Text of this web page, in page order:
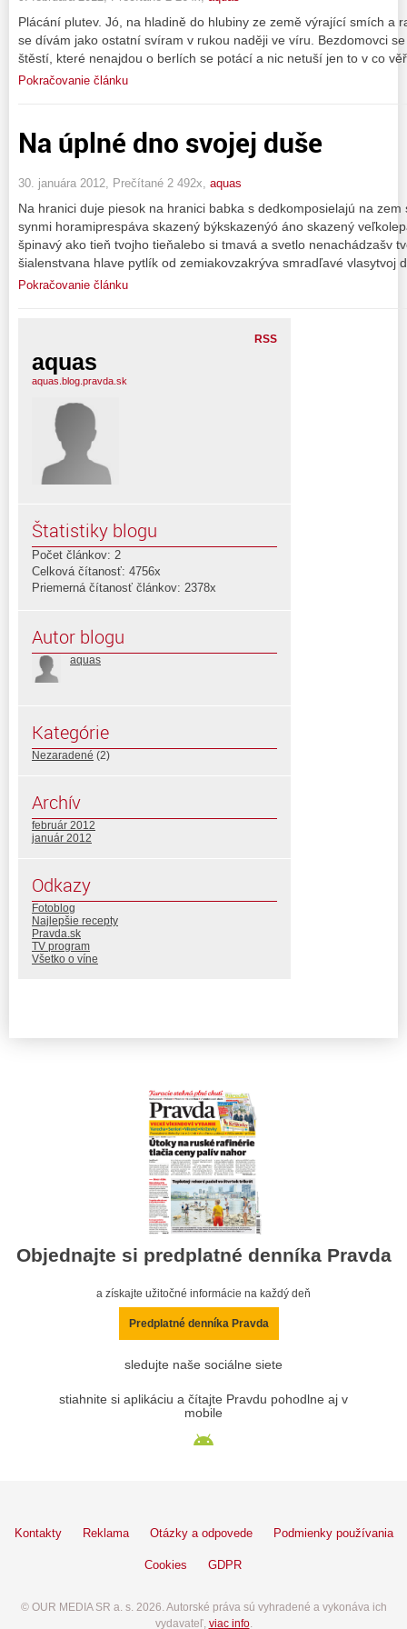
Plácání plutev. Jó, na hladině do hlubiny ze země výrající smích a
se dívám jako ostatní svíram v rukou naději ve víru. Bezdomovci
štěstí, které nenajdou o berlích se potácí a nic netuší jen to v co
Pokračovanie článku
Na úplné dno svojej duše
30. januára 2012, Prečítané 2 492x, aquas
Na hranici duje piesok na hranici babka s dedkomposielajú na
synmi horamiprespáva skazený býkskazenýó áno skazený
špinavý ako tieň tvojho tieňalebo si tmavá a svetlo nenachádzašv
šialenstvana hlave pytlík od zemiakovzakrýva smradľavé vlasytvoj
Pokračovanie článku
RSS
aquas
aquas.blog.pravda.sk
Štatistiky blogu
Počet článkov: 2
Celková čítanosť: 4756x
Priemerná čítanosť článkov: 2378x
Autor blogu
aquas
Kategórie
Nezaradené (2)
Archív
február 2012
január 2012
Odkazy
Fotoblog
Najlepšie recepty
Pravda.sk
TV program
Všetko o víne
Objednajte si predplatné denníka Pravda
a získajte užitočné informácie na každý deň
Predplatné denníka Pravda
sledujte naše sociálne siete
stiahnite si aplikáciu a čítajte Pravdu pohodlne aj v
mobile
Kontakty Reklama Otázky a odpovede Podmienky používania
Cookies GDPR
© OUR MEDIA SR a. s. 2026. Autorské práva sú vyhradené a vykonáva ich
vydavateľ, viac info.